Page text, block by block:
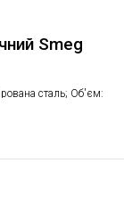
Smeg
сталь; Об'єм:
кВт